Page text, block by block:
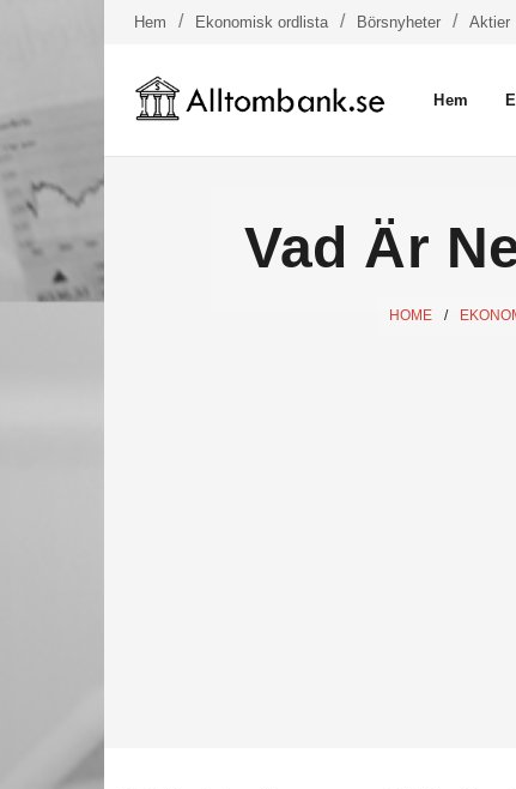
Hem Ekonomisk ordlista Börsnyheter Aktier
Hem
Vad Är
HOME /